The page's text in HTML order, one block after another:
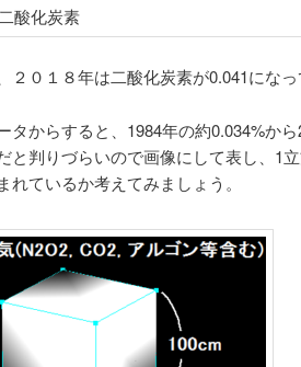
酸化炭素
２０１８年は二酸化炭素が0.041になっ
タからすると、1984年の約0.034%か
と判りづらいので画像にして表し、1
れているか考えてみましょう。